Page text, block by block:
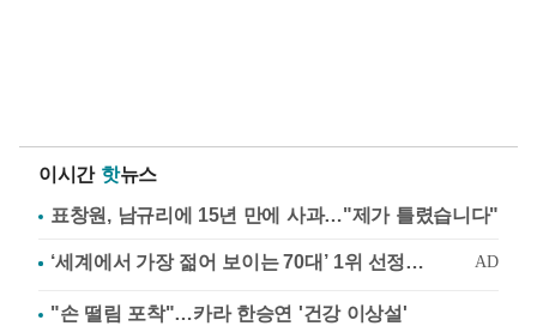
이시간 핫뉴스
표창원, 남규리에 15년 만에 사과…"제가 틀렸습니다"
"손 떨림 포착"…카라 한승연 '건강 이상설'